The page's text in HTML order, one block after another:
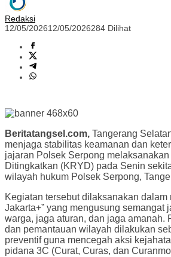
Redaksi
12/05/202612/05/2026284 Dilihat
Beritatangsel.com, Tangerang
menjaga stabilitas keamanan dan
jajaran Polsek Serpong
Ditingkatkan (KRYD) pada Senin
wilayah hukum Polsek Serpong,
Kegiatan tersebut dilaksanakan dalam
Jakarta+” yang mengusung semangat
warga, jaga aturan, dan jaga amanah.
dan pemantauan wilayah dilakukan
preventif guna mencegah aksi
pidana 3C (Curat, Curas, dan